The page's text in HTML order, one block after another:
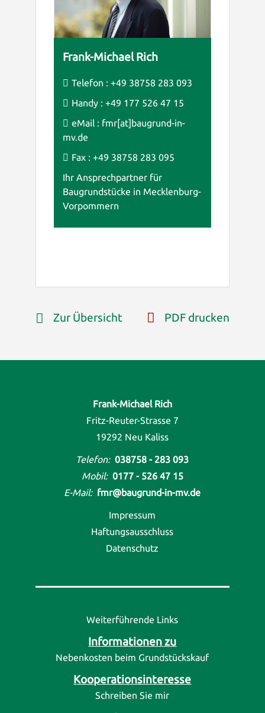
Frank-Michael Rich
Telefon : +49 38758 283 093
Handy : +49 177 526 47 15
eMail : fmr[at]baugrund-in-
mv.de
Fax : +49 38758 283 095
Ihr Ansprechpartner für
Baugrundstücke in Mecklenburg-
Vorpommern
Zur Übersicht PDF drucken
Frank-Michael Rich
Fritz-Reuter-Strasse 7
19292 Neu Kaliss
Telefon: 038758 - 283 093
Mobil: 0177 - 526 47 15
E-Mail: fmr@baugrund-in-mv.de
Impressum
Haftungsausschluss
Datenschutz
Weiterführende Links
Informationen zu
Nebenkosten beim Grundstückskauf
Kooperationsinteresse
Schreiben Sie mir